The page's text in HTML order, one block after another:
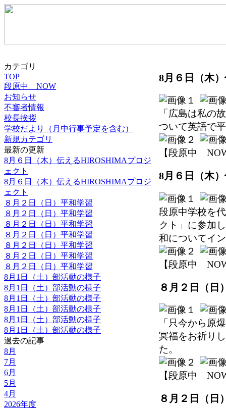
カテゴリ
TOP
段原中 NOW
お知らせ
不審者情報
校長挨拶
学校だより（月中行事予定を含む）
新規カテゴリ
最新の更新
8月６日（木）伝えるHIROSHIMAプロジ
ェクト
8月６日（木）伝えるHIROSHIMAプロジ
ェクト
８月２日（日）平和学習
８月２日（日）平和学習
８月２日（日）平和学習
８月２日（日）平和学習
８月２日（日）平和学習
８月２日（日）平和学習
８月２日（日）平和学習
8月1日（土）部活動の様子
8月1日（土）部活動の様子
8月1日（土）部活動の様子
8月1日（土）部活動の様子
8月1日（土）部活動の様子
8月1日（土）部活動の様子
過去の記事
8月
7月
6月
5月
4月
2026年度
8月６日（木
「広島は私の
ついて英語で
【段原中
8月６日（木
段原中学校を
クト」に参加
和についてイ
【段原中
８月２日（日
「只今から原
冥福をお祈り
た。
【段原中
８月２日（日